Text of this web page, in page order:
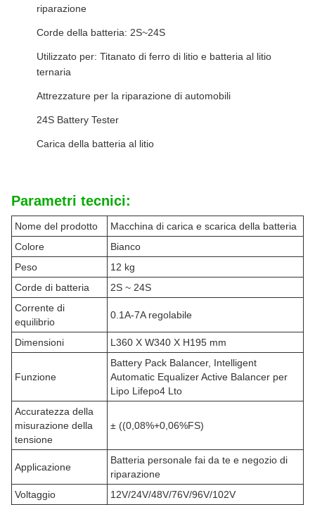
riparazione
Corde della batteria: 2S~24S
Utilizzato per: Titanato di ferro di litio e batteria al litio
ternaria
Attrezzature per la riparazione di automobili
24S Battery Tester
Carica della batteria al litio
Parametri tecnici:
Nome del prodotto
Macchina di carica e scarica della batteria
Colore
Bianco
Peso
12 kg
Corde di batteria
2S ~ 24S
Corrente di
equilibrio
0.1A-7A regolabile
Dimensioni L360 X W340 X H195 mm
Funzione
Battery Pack Balancer, Intelligent
Automatic Equalizer Active Balancer per
Lipo Lifepo4 Lto
Accuratezza della
misurazione della
tensione
± ((0,08%+0,06%FS)
Applicazione
Batteria personale fai da te e negozio di
riparazione
Voltaggio
12V/24V/48V/76V/96V/102V